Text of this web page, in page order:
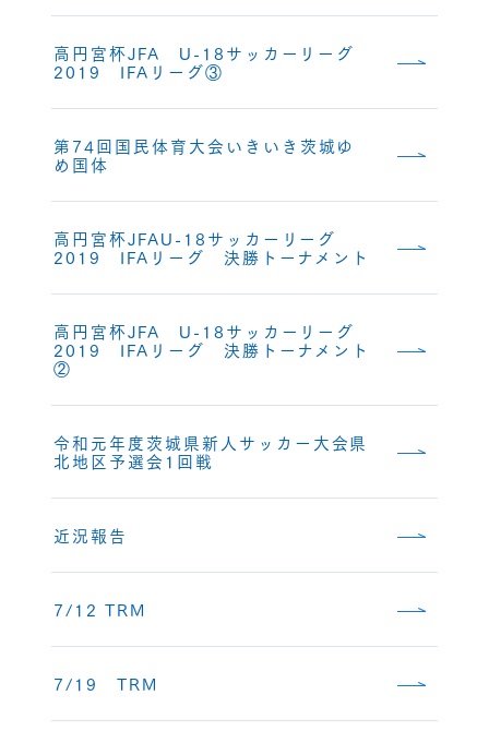
高円宮杯JFA U-18サッカーリーグ
2019 IFAリーグ③
第74回国民体育大会いきいき茨城ゆ
め国体
高円宮杯JFAU-18サッカーリーグ
2019 IFAリーグ 決勝トーナメント
高円宮杯JFA U-18サッカーリーグ
2019 IFAリーグ 決勝トーナメント
②
令和元年度茨城県新人サッカー大会県
北地区予選会1回戦
近況報告
7/12 TRM
7/19 TRM